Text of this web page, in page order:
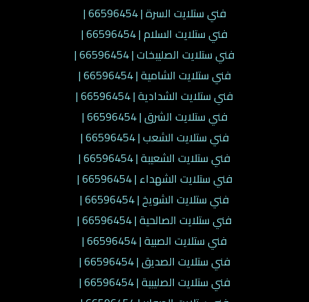
فني ستلايت السرة | 66596454 |
فني ستلايت السلام | 66596454 |
فني ستلايت الصليبخات | 66596454 |
فني ستلايت الشامية | 66596454 |
فني ستلايت الشدادية | 66596454 |
فني ستلايت الشرق | 66596454 |
فني ستلايت الشعب | 66596454 |
فني ستلايت الشعيبة | 66596454 |
فني ستلايت الشهداء | 66596454 |
فني ستلايت الشويخ | 66596454 |
فني ستلايت الصالحية | 66596454 |
فني ستلايت الصبية | 66596454 |
فني ستلايت الصديق | 66596454 |
فني ستلايت الصليبية | 66596454 |